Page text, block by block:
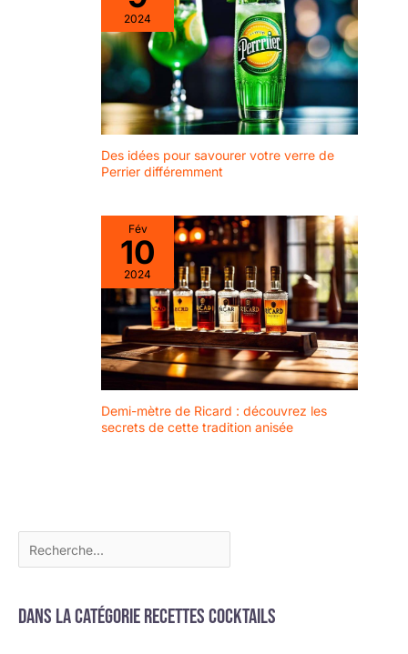
2024
Des idées pour savourer votre verre de
Perrier différemment
Fév
10
2024
Demi-mètre de Ricard : découvrez les
secrets de cette tradition anisée
Dans la catégorie Recettes cocktails